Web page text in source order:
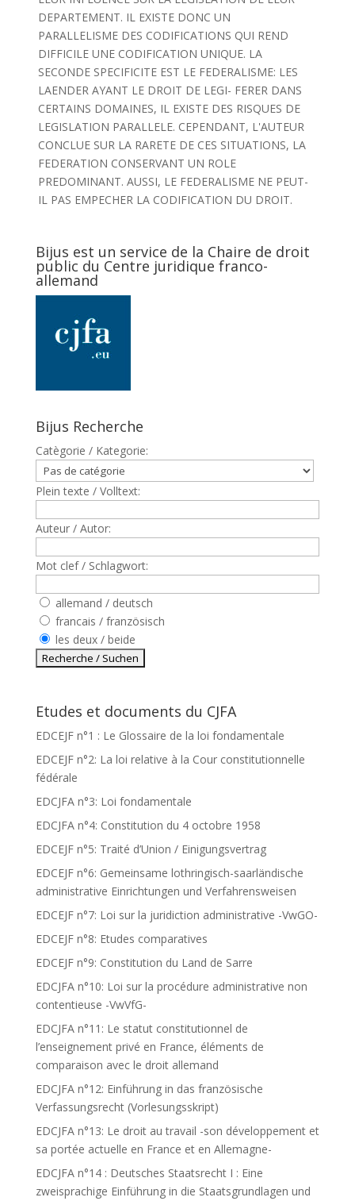
DEPARTEMENT. IL EXISTE DONC UN
PARALLELISME DES CODIFICATIONS QUI REND
DIFFICILE UNE CODIFICATION UNIQUE. LA
SECONDE SPECIFICITE EST LE FEDERALISME: LES
LAENDER AYANT LE DROIT DE LEGI- FERER DANS
CERTAINS DOMAINES, IL EXISTE DES RISQUES DE
LEGISLATION PARALLELE. CEPENDANT, L'AUTEUR
CONCLUE SUR LA RARETE DE CES SITUATIONS, LA
FEDERATION CONSERVANT UN ROLE
PREDOMINANT. AUSSI, LE FEDERALISME NE PEUT-
IL PAS EMPECHER LA CODIFICATION DU DROIT.
Bijus est un service de la Chaire de droit
public du Centre juridique franco-
allemand
Bijus Recherche
Catègorie / Kategorie:
Plein texte / Volltext:
Auteur / Autor:
Mot clef / Schlagwort:
allemand / deutsch
francais / französisch
les deux / beide
Etudes et documents du CJFA
EDCEJF n°1 : Le Glossaire de la loi fondamentale
EDCEJF n°2: La loi relative à la Cour constitutionnelle
fédérale
EDCJFA n°3: Loi fondamentale
EDCJFA n°4: Constitution du 4 octobre 1958
EDCEJF n°5: Traité d’Union / Einigungsvertrag
EDCEJF n°6: Gemeinsame lothringisch-saarländische
administrative Einrichtungen und Verfahrensweisen
EDCEJF n°7: Loi sur la juridiction administrative -VwGO-
EDCEJF n°8: Etudes comparatives
EDCEJF n°9: Constitution du Land de Sarre
EDCJFA n°10: Loi sur la procédure administrative non
contentieuse -VwVfG-
EDCJFA n°11: Le statut constitutionnel de
l’enseignement privé en France, éléments de
comparaison avec le droit allemand
EDCJFA n°12: Einführung in das französische
Verfassungsrecht (Vorlesungsskript)
EDCJFA n°13: Le droit au travail -son développement et
sa portée actuelle en France et en Allemagne-
EDCJFA n°14 : Deutsches Staatsrecht I : Eine
zweisprachige Einführung in die Staatsgrundlagen und